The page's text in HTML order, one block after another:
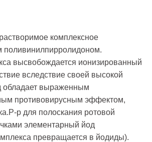
комплексное
поливинилпирролидоном.
высвобождается ионизированный
вследствие своей высокой
обладает выраженным
противовирусным эффектом,
р для полоскания ротовой
элементарный йод
превращается в йодиды).